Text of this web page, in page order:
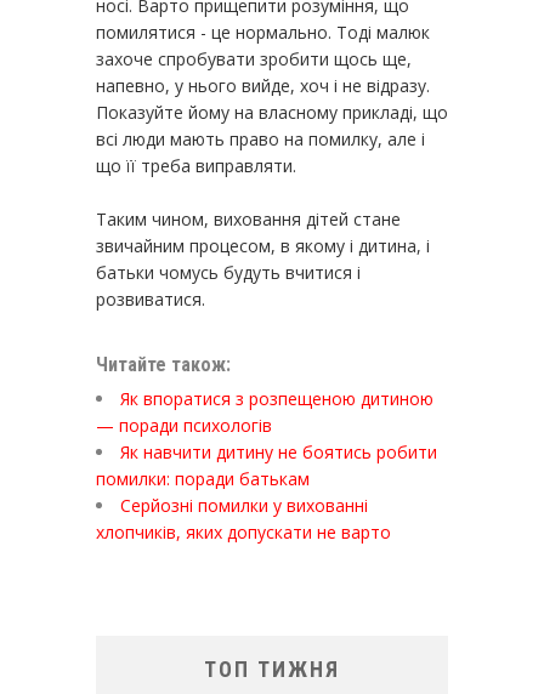
носі. Варто прищепити розуміння, що
помилятися - це нормально. Тоді малюк
захоче спробувати зробити щось ще,
напевно, у нього вийде, хоч і не відразу.
Показуйте йому на власному прикладі, що
всі люди мають право на помилку, але і
що її треба виправляти.
Таким чином, виховання дітей стане
звичайним процесом, в якому і дитина, і
батьки чомусь будуть вчитися і
розвиватися.
Читайте також:
Як впоратися з розпещеною дитиною
— поради психологів
Як навчити дитину не боятись робити
помилки: поради батькам
Серйозні помилки у вихованні
хлопчиків, яких допускати не варто
ТОП ТИЖНЯ